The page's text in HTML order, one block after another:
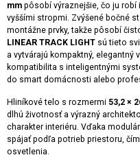
mm pôsobí výraznejšie, čo ju
vyššími stropmi. Zvýšené bočné
montážne prvky, takže pôsobí
LINEAR TRACK LIGHT sú tieto
a vytvárajú kompaktný, elegantný
kompatibilita s inteligentnými
do smart domácnosti alebo
Hliníkové telo s rozmermi 53,2 ×
dlhú životnosť a výrazný
charakter interiéru. Vďaka
spájať podľa potrieb priestoru,
osvetlenia.